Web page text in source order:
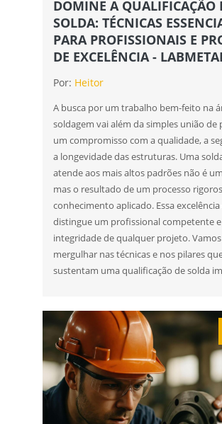
DOMINE A QUALIFICAÇÃO
SOLDA: TÉCNICAS
PARA PROFISSIONAIS E
DE EXCELÊNCIA -
Por: Heitor
A busca por um trabalho bem-feito na
soldagem vai além da simples união de
um compromisso com a qualidade, a
a longevidade das estruturas. Uma
atende aos mais altos padrões não é
mas o resultado de um processo
conhecimento aplicado. Essa
distingue um profissional competente
integridade de qualquer projeto. Vamos
mergulhar nas técnicas e nos pilares
sustentam uma qualificação de solda